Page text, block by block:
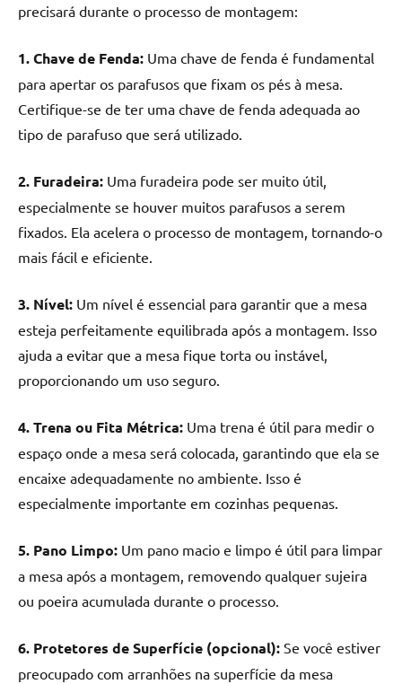
precisará durante o processo de montagem:
1. Chave de Fenda: Uma chave de fenda é fundamental
para apertar os parafusos que fixam os pés à mesa.
Certifique-se de ter uma chave de fenda adequada ao
tipo de parafuso que será utilizado.
2. Furadeira: Uma furadeira pode ser muito útil,
especialmente se houver muitos parafusos a serem
fixados. Ela acelera o processo de montagem, tornando-o
mais fácil e eficiente.
3. Nível: Um nível é essencial para garantir que a mesa
esteja perfeitamente equilibrada após a montagem. Isso
ajuda a evitar que a mesa fique torta ou instável,
proporcionando um uso seguro.
4. Trena ou Fita Métrica: Uma trena é útil para medir o
espaço onde a mesa será colocada, garantindo que ela se
encaixe adequadamente no ambiente. Isso é
especialmente importante em cozinhas pequenas.
5. Pano Limpo: Um pano macio e limpo é útil para limpar
a mesa após a montagem, removendo qualquer sujeira
ou poeira acumulada durante o processo.
6. Protetores de Superfície (opcional): Se você estiver
preocupado com arranhões na superfície da mesa